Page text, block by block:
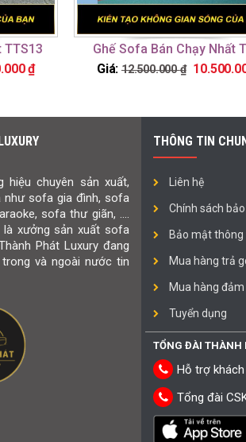
TTS13
₫
Ghế Sofa Bán Chạy Nhất
Giá: 12.500.000₫
hiệu chuyên sản xuất,
sofa gia đình, sofa
sofa thư giãn, ….
xưởng sản xuất sofa
Phát Luxury đang
và ngoài nước tin
THÔNG TIN
Liên hệ
Chính sách
Bảo mật thông
Mua hàng trả
Mua hàng đảm
Tuyển dụng
TỔNG ĐÀI THÀNH
Hỗ trợ khách
Tổng đài